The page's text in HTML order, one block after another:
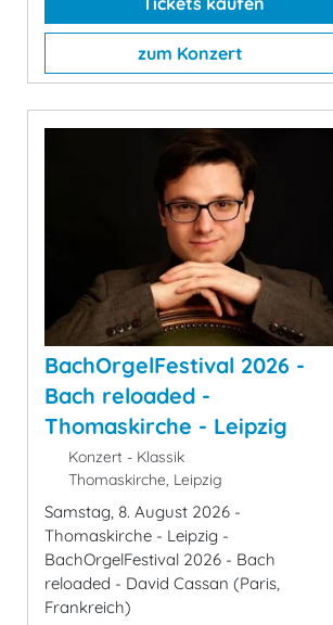
zum Konzert
BachOrgelFestival 2026 -
Bach reloaded -
Thomaskirche - Leipzig
Konzert - Klassik
Thomaskirche, Leipzig
Samstag, 8. August 2026 -
Thomaskirche - Leipzig -
BachOrgelFestival 2026 - Bach
reloaded - David Cassan (Paris,
Frankreich)